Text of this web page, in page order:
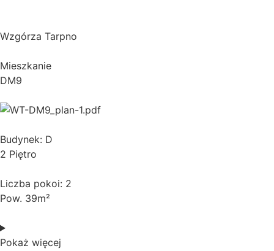
Wzgórza Tarpno
Mieszkanie
DM9
Budynek: D
2 Piętro
Liczba pokoi: 2
Pow. 39m²
Pokaż więcej